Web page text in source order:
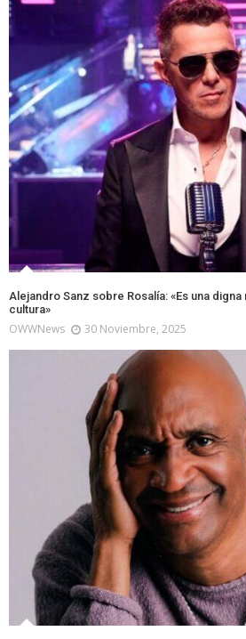
Alejandro Sanz sobre Rosalía: «Es una
cultura»
OWWNews 30 Noviembre, 2025